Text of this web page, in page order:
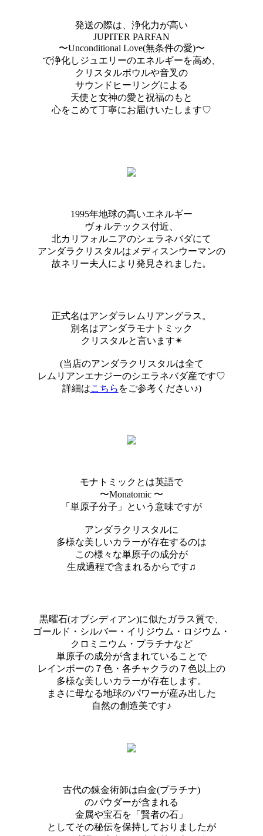
発送の際は、浄化力が高い
JUPITER PARFAN
〜Unconditional Love(無条件の愛)〜
で浄化しジュエリーのエネルギーを高め、
クリスタルボウルや音叉の
サウンドヒーリングによる
天使と女神の愛と祝福のもと
心をこめて丁寧にお届けいたします♡
1995年地球の高いエネルギー
ヴォルテックス付近、
北カリフォルニアのシェラネバダにて
アンダラクリスタルはメディスンウーマンの
故ネリー夫人により発見されました。
正式名はアンダラレムリアングラス。
別名はアンダラモナトミック
クリスタルと言います✴︎
(当店のアンダラクリスタルは全て
レムリアンエナジーのシエラネバダ産です♡
詳細はこちら をご参考ください♪)
モナトミックとは英語で
〜Monatomic 〜
「単原子分子」という意味ですが
アンダラクリスタルに
多様な美しいカラーが存在するのは
この様々な単原子の成分が
生成過程で含まれるからです♫
黒曜石(オブシディアン)に似たガラス質で、
ゴールド・シルバー・イリジウム・ロジウム・
クロミニウム・プラチナなど
単原子の成分が含まれていることで
レインボーの７色・各チャクラの７色以上の
多様な美しいカラーが存在します。
まさに母なる地球のパワーが産み出した
自然の創造美です♪
古代の錬金術師は白金(プラチナ)
のパウダーが含まれる
金属や宝石を「賢者の石」
としてその秘伝を保持しておりましたが